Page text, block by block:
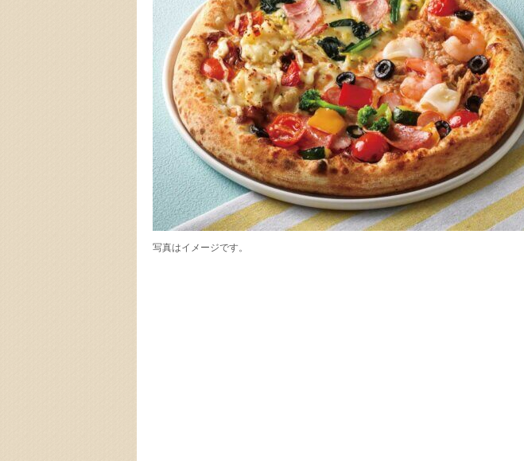
写真はイメージです。